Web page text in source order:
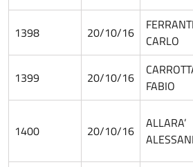
1398 20/10/16
CARLO
1399 20/10/16
FABIO
1400 20/10/16
ALLARA’